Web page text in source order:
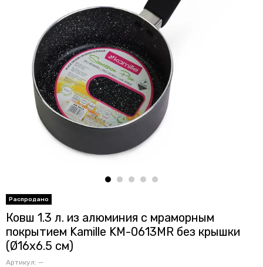
Ковш 1.3 л. из алюминия с мраморным
покрытием Kamille KM-0613MR без крышки
(Ø16х6.5 см)
Артикул: —